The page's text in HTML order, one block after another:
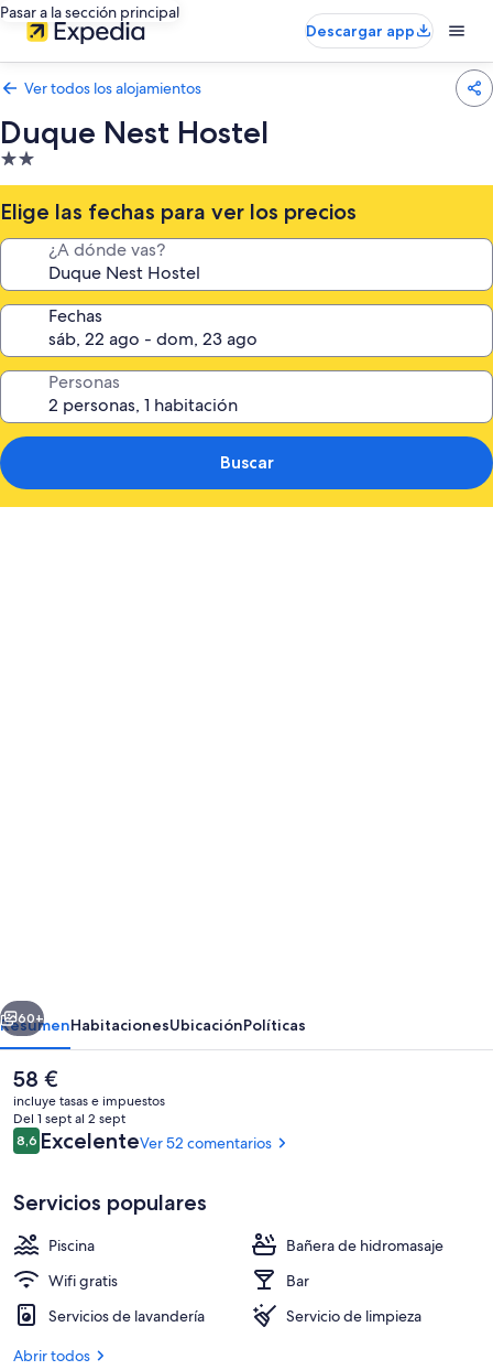
Pasar a la sección principal
Descargar app
Ver todos los alojamientos
Duque Nest Hostel
Alojamiento
de
2.0 estrellas
Elige las fechas para ver los precios
¿A dónde vas?
Fechas
Personas
Buscar
Una piscina al aire libre
Siguiente
60+
ResumenHabitacionesUbicaciónPolíticas
El
precio
actual
es
de
58 €
incluye tasas e impuestos
Del 1 sept al 2 sept
Comentarios
8,68,6 de 10
ExcelenteVer 52 comentarios
Servicios populares
Piscina
Bañera de hidromasaje
Wifi gratis
Bar
Servicios de lavandería
Servicio de limpieza
Abrir todos